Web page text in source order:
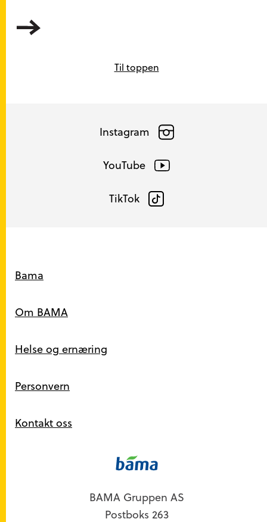
Les mer
Til toppen
Instagram
YouTube
TikTok
BAMA Gruppen AS
Postboks 263
Snarveier
Bama
Om BAMA
Helse og ernæring
Personvern
Kontakt oss